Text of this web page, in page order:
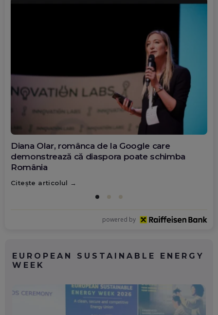
Diana Olar, românca de la Google care
demonstrează că diaspora poate schimba
România
Citește articolul
powered by
EUROPEAN SUSTAINABLE ENERGY
WEEK